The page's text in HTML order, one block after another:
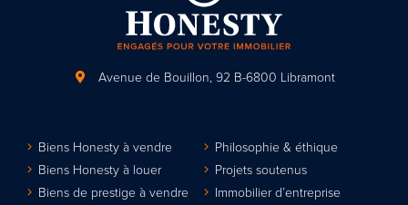
Avenue de Bouillon, 92 B-6800 Libramont
Biens Honesty à vendre
Biens Honesty à louer
Biens de prestige à vendre
Philosophie & éthique
Projets soutenus
Immobilier d’entreprise